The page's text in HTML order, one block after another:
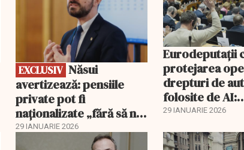
EXCLUSIV
avertizează: pensiile
private pot fi
naționalizate „fără să ni
se spună”
29 IANUARIE 2026
Eurodeputații
protejarea
drepturi de
folosite de AI:
transparență
pentru
29 IANUARIE 2026